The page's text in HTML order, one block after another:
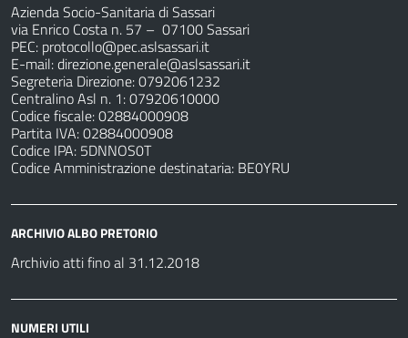
Azienda Socio-Sanitaria di Sassari
via Enrico Costa n. 57 – 07100 Sassari
PEC: protocollo@pec.aslsassari.it
E-mail:direzione.generale@aslsassari.it
Segreteria Direzione: 0792061232
Centralino Asl n. 1: 07920610000
Codice fiscale: 02884000908
Partita IVA: 02884000908
Codice IPA: 5DNNOS0T
Codice Amministrazione destinataria: BE0YRU
ARCHIVIO ALBO PRETORIO
Archivio atti fino al 31.12.2018
NUMERI UTILI